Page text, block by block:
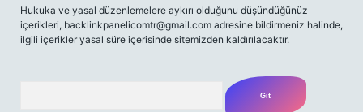
Hukuka ve yasal düzenlemelere aykırı olduğunu düşündüğünüz
içerikleri, backlinkpanelicomtr@gmail.com adresine bildirmeniz halinde,
ilgili içerikler yasal süre içerisinde sitemizden kaldırılacaktır.